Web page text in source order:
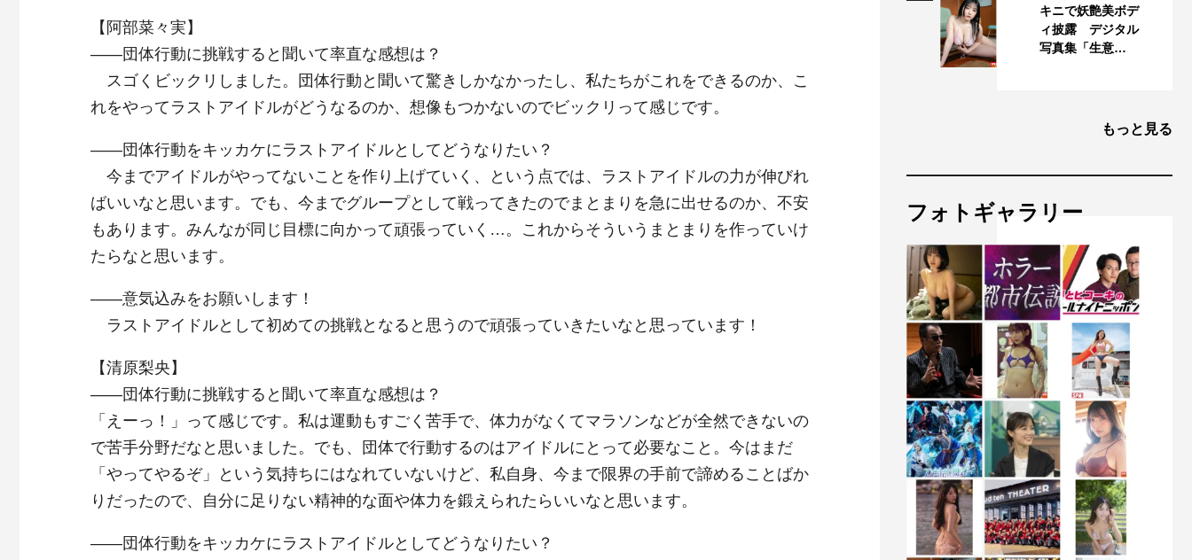
【阿部菜々実】
――団体行動に挑戦すると聞いて率直な感想は？
スゴくビックリしました。団体行動と聞いて驚きしかなかったし、私たちがこれをできるのか、こ
れをやってラストアイドルがどうなるのか、想像もつかないのでビックリって感じです。
――団体行動をキッカケにラストアイドルとしてどうなりたい？
今までアイドルがやってないことを作り上げていく、という点では、ラストアイドルの力が伸びれ
ばいいなと思います。でも、今までグループとして戦ってきたのでまとまりを急に出せるのか、不安
もあります。みんなが同じ目標に向かって頑張っていく…。これからそういうまとまりを作っていけ
たらなと思います。
――意気込みをお願いします！
ラストアイドルとして初めての挑戦となると思うので頑張っていきたいなと思っています！
【清原梨央】
――団体行動に挑戦すると聞いて率直な感想は？
「えーっ！」って感じです。私は運動もすごく苦手で、体力がなくてマラソンなどが全然できないの
で苦手分野だなと思いました。でも、団体で行動するのはアイドルにとって必要なこと。今はまだ
「やってやるぞ」という気持ちにはなれていないけど、私自身、今まで限界の手前で諦めることばか
りだったので、自分に足りない精神的な面や体力を鍛えられたらいいなと思います。
――団体行動をキッカケにラストアイドルとしてどうなりたい？
キニで妖艶美ボデ
ィ披露 デジタル
写真集「生意…
もっと見る
フォトギャラリー